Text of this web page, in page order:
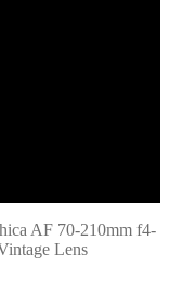
AF 70-210mm f4-
Lens